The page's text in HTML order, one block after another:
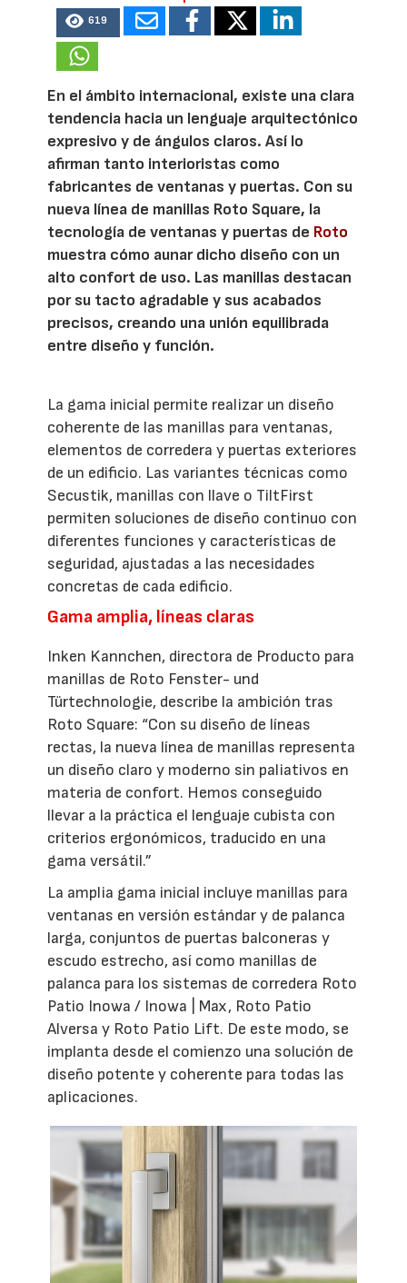
619
En el ámbito internacional, existe una clara
tendencia hacia un lenguaje arquitectónico
expresivo y de ángulos claros. Así lo
afirman tanto interioristas como
fabricantes de ventanas y puertas. Con su
nueva línea de manillas Roto Square, la
tecnología de ventanas y puertas de Roto
muestra cómo aunar dicho diseño con un
alto confort de uso. Las manillas destacan
por su tacto agradable y sus acabados
precisos, creando una unión equilibrada
entre diseño y función.
La gama inicial permite realizar un diseño
coherente de las manillas para ventanas,
elementos de corredera y puertas exteriores
de un edificio. Las variantes técnicas como
Secustik, manillas con llave o TiltFirst
permiten soluciones de diseño continuo con
diferentes funciones y características de
seguridad, ajustadas a las necesidades
concretas de cada edificio.
Gama amplia, líneas claras
Inken Kannchen, directora de Producto para
manillas de Roto Fenster- und
Türtechnologie, describe la ambición tras
Roto Square: “Con su diseño de líneas
rectas, la nueva línea de manillas representa
un diseño claro y moderno sin paliativos en
materia de confort. Hemos conseguido
llevar a la práctica el lenguaje cubista con
criterios ergonómicos, traducido en una
gama versátil.”
La amplia gama inicial incluye manillas para
ventanas en versión estándar y de palanca
larga, conjuntos de puertas balconeras y
escudo estrecho, así como manillas de
palanca para los sistemas de corredera Roto
Patio Inowa / Inowa | Max, Roto Patio
Alversa y Roto Patio Lift. De este modo, se
implanta desde el comienzo una solución de
diseño potente y coherente para todas las
aplicaciones.